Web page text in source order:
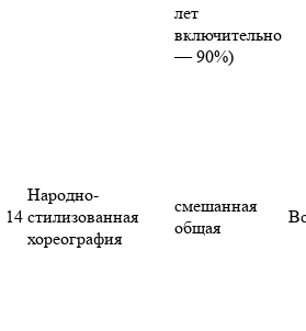
лет
включительно
— 90%)
14
Народно-
стилизованная
хореография
смешанная
общая